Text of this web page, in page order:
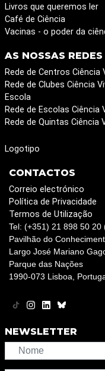
Livros que queremos ler
Café de Ciência
Vacinas - o poder da
AS NOSSAS REDES
Rede de Centros Ciência
Rede de Clubes Ciência
Escola
Rede de Escolas Ciência
Rede de Quintas Ciência
Logotipo
CONTACTOS
Correio electrónico
Política de Privacidade
Termos de Utilização
Tel: (+351) 21 898 50
Pavilhão do
Largo José Mariano
Parque das Nações
1990-073 Lisboa,
NEWSLETTER